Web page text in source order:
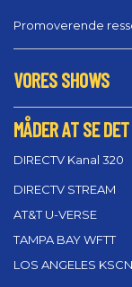
Promoverende
VORES SHOWS
MÅDER AT SE
DIRECTV Kanal 320
DIRECTV STREAM
AT&T U-VERSE
TAMPA BAY WFTT
LOS ANGELES